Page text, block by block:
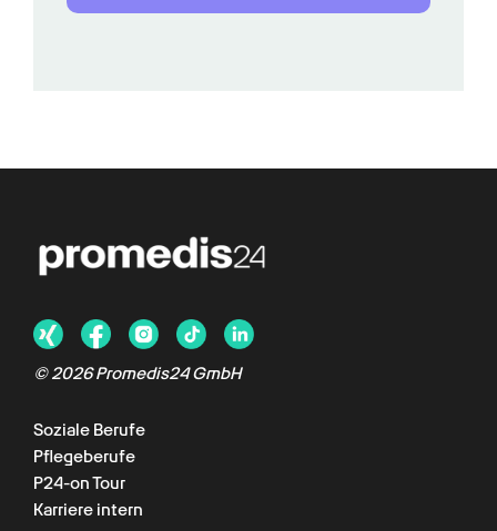
©2026Promedis24 GmbH
Soziale Berufe
Pflegeberufe
P24-on Tour
Karriere intern